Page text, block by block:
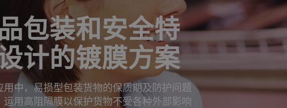
包装和安全特
计的镀膜方案
用中，易损型包装货物的保质期及防护问题
运用高阻隔膜以保护货物不受各种外部影响